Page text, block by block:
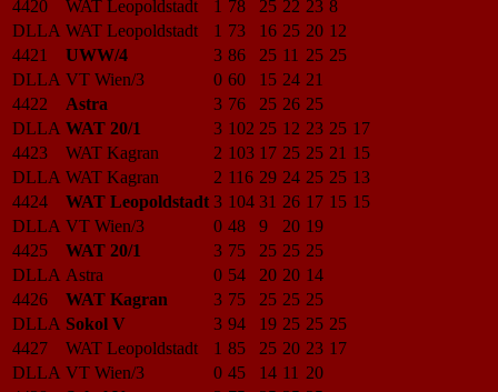
4420 WAT Leopoldstadt 1 78 25 22 23 8
DLLA WAT Leopoldstadt 1 73 16 25 20 12
4421
UWW/4 3 86 25 11 25 25
DLLA VT Wien/3 0 60 15 24 21
4422
Astra 3 76 25 26 25
DLLA WAT 20/1 3 102 25 12 23 25 17
4423
WAT Kagran 2 103 17 25 25 21 15
DLLA WAT Kagran 2 116 29 24 25 25 13
4424
WAT Leopoldstadt 3 104 31 26 17 15 15
DLLA VT Wien/3 0 48 9 20 19
4425
WAT 20/1 3 75 25 25 25
DLLA Astra 0 54 20 20 14
4426
WAT Kagran 3 75 25 25 25
DLLA Sokol V 3 94 19 25 25 25
4427
WAT Leopoldstadt 1 85 25 20 23 17
DLLA VT Wien/3 0 45 14 11 20